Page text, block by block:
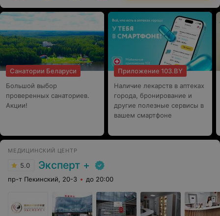
Санатории Беларуси
Большой выбор
проверенных санаториев.
Акции!
Приложение 103.BY
Наличие лекарств в аптеках
города, бронирование и
другие полезные сервисы в
вашем смартфоне
МЕДИЦИНСКИЙ ЦЕНТР
5.0 Эксперт +
пр-т Пекинский, 20-3 до 20:00